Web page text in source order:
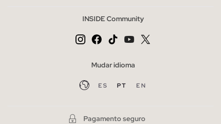
INSIDE Community
Mudar idioma
ES PT EN
Pagamento seguro